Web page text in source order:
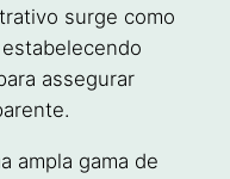
surge como
assegurar
ampla gama de